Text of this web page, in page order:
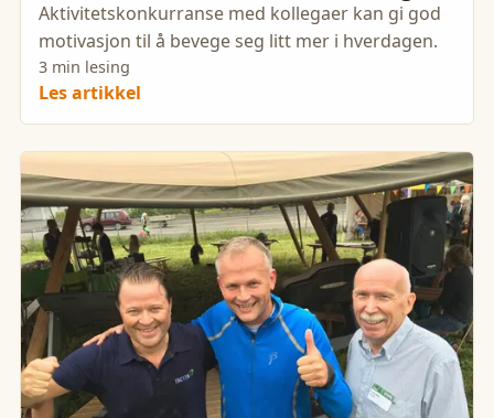
Aktivitetskonkurranse med kollegaer kan gi god
motivasjon til å bevege seg litt mer i hverdagen.
3 min lesing
Les artikkel